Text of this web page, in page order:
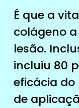
É que a
colágeno
lesão.
incluiu 80
eficácia do
de